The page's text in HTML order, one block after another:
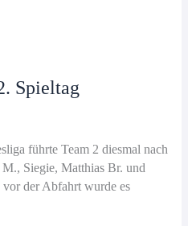
Spieltag
führte Team 2 diesmal nach
Siegie, Matthias Br. und
der Abfahrt wurde es